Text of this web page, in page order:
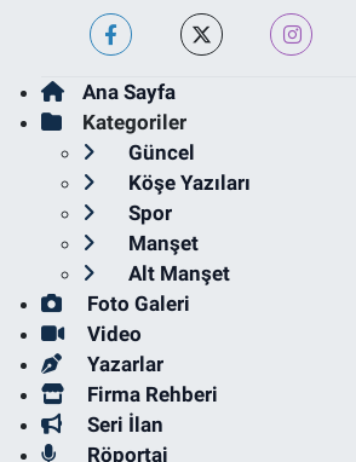
Ana Sayfa
Kategoriler
Güncel
Köşe Yazıları
Spor
Manşet
Alt Manşet
Foto Galeri
Video
Yazarlar
Firma Rehberi
Seri İlan
Röportaj